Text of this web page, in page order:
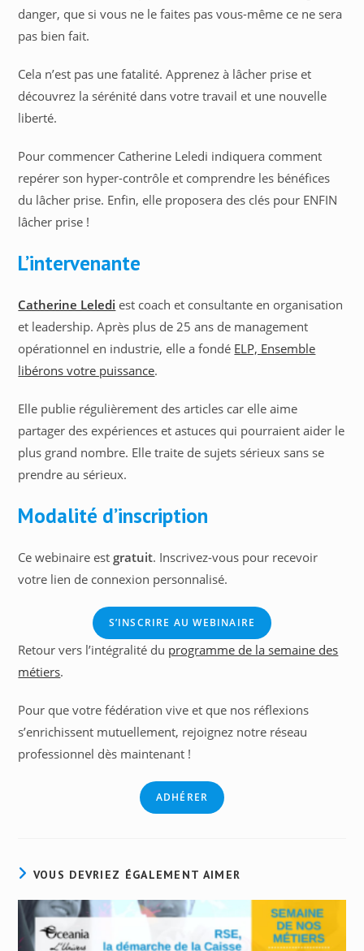
danger, que si vous ne le faites pas vous-même ce ne sera
pas bien fait.
Cela n’est pas une fatalité. Apprenez à lâcher prise et
découvrez la sérénité dans votre travail et une nouvelle
liberté.
Pour commencer Catherine Leledi indiquera comment
repérer son hyper-contrôle et comprendre les bénéfices
du lâcher prise. Enfin, elle proposera des clés pour ENFIN
lâcher prise !
L’intervenante
Catherine Leledi est coach et consultante en organisation
et leadership. Après plus de 25 ans de management
opérationnel en industrie, elle a fondé ELP, Ensemble
libérons votre puissance.
Elle publie régulièrement des articles car elle aime
partager des expériences et astuces qui pourraient aider le
plus grand nombre. Elle traite de sujets sérieux sans se
prendre au sérieux.
Modalité d’inscription
Ce webinaire estgratuit. Inscrivez-vous pour recevoir
votre lien de connexion personnalisé.
S’INSCRIRE AU WEBINAIRE
Retour vers l’intégralité du programme de la semaine des
métiers.
Pour que votre fédération vive et que nos réflexions
s’enrichissent mutuellement, rejoignez notre réseau
professionnel dès maintenant !
ADHÉRER
VOUS DEVRIEZ ÉGALEMENT AIMER